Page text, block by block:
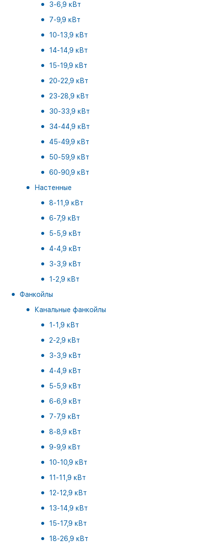
3-6,9 кВт
7-9,9 кВт
10-13,9 кВт
14-14,9 кВт
15-19,9 кВт
20-22,9 кВт
23-28,9 кВт
30-33,9 кВт
34-44,9 кВт
45-49,9 кВт
50-59,9 кВт
60-90,9 кВт
Настенные
8-11,9 кВт
6-7,9 кВт
5-5,9 кВт
4-4,9 кВт
3-3,9 кВт
1-2,9 кВт
Фанкойлы
Канальные фанкойлы
1-1,9 кВт
2-2,9 кВт
3-3,9 кВт
4-4,9 кВт
5-5,9 кВт
6-6,9 кВт
7-7,9 кВт
8-8,9 кВт
9-9,9 кВт
10-10,9 кВт
11-11,9 кВт
12-12,9 кВт
13-14,9 кВт
15-17,9 кВт
18-26,9 кВт